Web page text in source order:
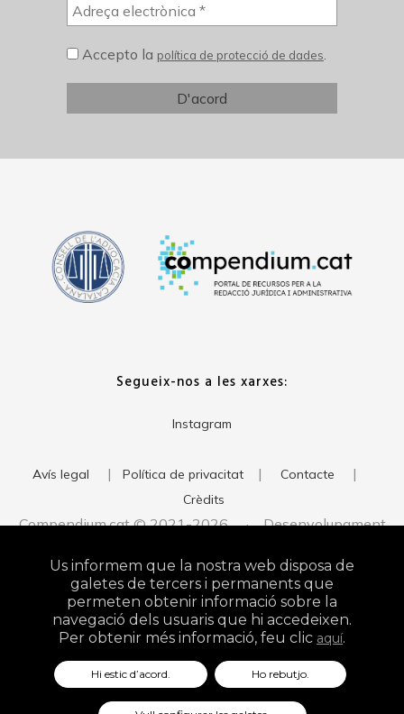
Accepto la política de protecció de dades.
Segueix-nos a les xarxes:
Instagram
Avís legal | Política de privacitat | Contacte |
Crèdits
Compendium.cat © 2021-2026 · Desenvolupament
Studio
Us informem que la nostra web disposa de
galetes de tercers i permanents que
permeten obtenir informació sobre la
navegació dels usuaris que hi accedeixen.
Per obtenir més informació, feu clic aquí.
Hi estic d’acord. Ho rebutjo.